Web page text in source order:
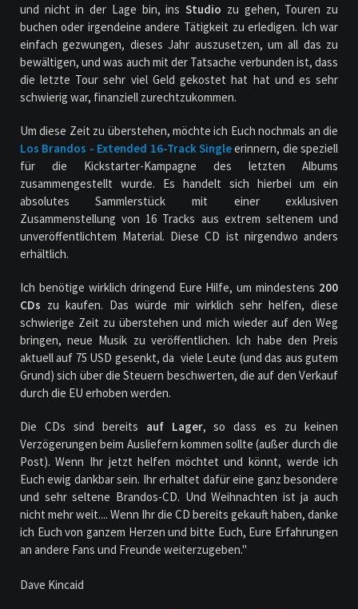
und nicht in der Lage bin, insStudio zu gehen, Touren zu
buchen oder irgendeine andere Tätigkeit zu erledigen. Ich war
einfach gezwungen, dieses Jahr auszusetzen, um all das zu
bewältigen, und was auch mit der Tatsache verbunden ist, dass
die letzte Tour sehr viel Geld gekostet hat hat und es sehr
schwierig war, finanziell zurechtzukommen.
Um diese Zeit zu überstehen, möchte ich Euch nochmals an die
Los Brandos - Extended 16-Track Singleerinnern, die speziell
für die Kickstarter-Kampagne des letzten Albums
zusammengestellt wurde. Es handelt sich hierbei um ein
absolutes Sammlerstück mit einer exklusiven
Zusammenstellung von 16 Tracks aus extrem seltenem und
unveröffentlichtem Material. Diese CD ist nirgendwo anders
erhältlich.
Ich benötige wirklich dringend Eure Hilfe, um mindestens 200
CDs zu kaufen. Das würde mir wirklich sehr helfen, diese
schwierige Zeit zu überstehen und mich wieder auf den Weg
bringen, neue Musik zu veröffentlichen. Ich habe den Preis
aktuell auf 75 USD gesenkt, da viele Leute (und das aus gutem
Grund) sich über die Steuern beschwerten, die auf den Verkauf
durch die EU erhoben werden.
Die CDs sind bereits auf Lager, so dass es zu keinen
Verzögerungen beim Ausliefern kommen sollte (außer durch die
Post). Wenn Ihr jetzt helfen möchtet und könnt, werde ich
Euch ewig dankbar sein. Ihr erhaltet dafür eine ganz besondere
und sehr seltene Brandos-CD. Und Weihnachten ist ja auch
nicht mehr weit.... Wenn Ihr die CD bereits gekauft haben, danke
ich Euch von ganzem Herzen und bitte Euch, Eure Erfahrungen
an andere Fans und Freunde weiterzugeben."
Dave Kincaid